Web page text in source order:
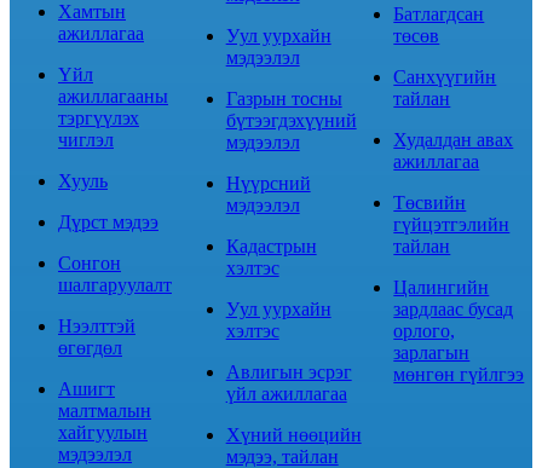
Хамтын
ажиллагаа
Үйл
ажиллагааны
тэргүүлэх
чиглэл
Хууль
Дүрст мэдээ
Сонгон
шалгаруулалт
Нээлттэй
өгөгдөл
Ашигт
малтмалын
хайгуулын
мэдээлэл
Уул уурхайн
мэдээлэл
Газрын тосны
бүтээгдэхүүний
мэдээлэл
Нүүрсний
мэдээлэл
Кадастрын
хэлтэс
Уул уурхайн
хэлтэс
Авлигын эсрэг
үйл ажиллагаа
Хүний нөөцийн
мэдээ, тайлан
Батлагдсан
төсөв
Санхүүгийн
тайлан
Худалдан авах
ажиллагаа
Төсвийн
гүйцэтгэлийн
тайлан
Цалингийн
зардлаас бусад
орлого,
зарлагын
мөнгөн гүйлгээ